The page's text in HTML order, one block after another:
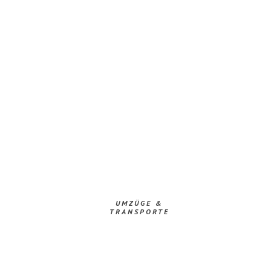
UMZÜGE &
TRANSPORTE